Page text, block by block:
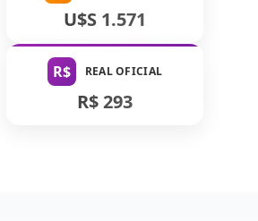
U$S 1.571
R$ REAL OFICIAL
R$ 293